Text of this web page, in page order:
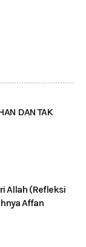
DAN TAK
Allah (Refleksi
Affan